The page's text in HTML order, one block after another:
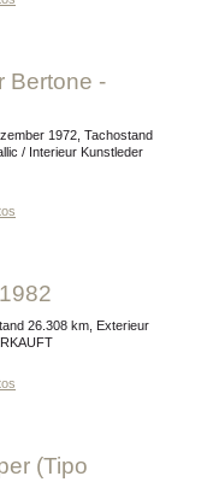
/ Interieur Kunstleder